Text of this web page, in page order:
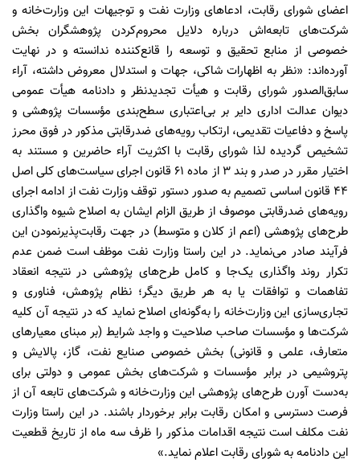
اعضای شورای رقابت، ادعاهای وزارت نفت و توجیهات این وزارت‌خانه و
شرکت‌های تابعه‌اش درباره دلایل محروم‌کردن پژوهشگران بخش
خصوصی از منابع تحقیق و توسعه را قانع‌کننده ندانسته و در نهایت
آورده‌اند: «نظر به اظهارات شاکی، جهات و استدلال معروض داشته، آراء
سابق‌الصدور شورای رقابت و هیأت تجدیدنظر و دادنامه هیأت عمومی
دیوان عدالت اداری دایر بر بی‌اعتباری سطح‌بندی مؤسسات پژوهشی و
پاسخ و دفاعیات تقدیمی، ارتکاب رویه‌های ضدرقابتی مذکور در فوق محرز
تشخیص گردیده لذا شورای رقابت با اکثریت آراء حاضرین و مستند به
اختیار مقرر در صدر و بند ۳ از ماده ۶۱ قانون اجرای سیاست‌های کلی اصل
۴۴ قانون اساسی تصمیم به صدور دستور توقف وزارت نفت از ادامه اجرای
رویه‌های ضدرقابتی موصوف از طریق الزام ایشان به اصلاح شیوه واگذاری
طرح‌های پژوهشی (اعم از کلان و متوسط) در جهت رقابت‌پذیرنمودن این
فرآیند صادر می‌نماید. در این راستا وزارت نفت موظف است ضمن عدم
تکرار روند واگذاری یک‌جا و کامل طرح‌های پژوهشی در نتیجه انعقاد
تفاهمات و توافقات یا به هر طریق دیگر؛ نظام پژوهش، فناوری و
تجاری‌سازی این وزارت‌خانه را به‌گونه‌ای اصلاح نماید که در نتیجه آن کلیه
شرکت‌ها و مؤسسات صاحب صلاحیت و واجد شرایط (بر مبنای معیارهای
متعارف، علمی و قانونی) بخش خصوصی صنایع نفت، گاز، پالایش و
پتروشیمی در برابر مؤسسات و شرکت‌های بخش عمومی و دولتی برای
به‌دست آورن طرح‌های پژوهشی این وزارت‌خانه و شرکت‌های تابعه آن از
فرصت دسترسی و امکان رقابت برابر برخوردار باشند. در این راستا وزارت
نفت مکلف است نتیجه اقدامات مذکور را ظرف سه ماه از تاریخ قطعیت
این دادنامه به شورای رقابت اعلام نماید.»